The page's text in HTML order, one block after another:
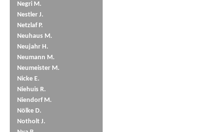
Negri M.
Nestler J.
Netzlaf P.
Neuhaus M.
Neujahr H.
Neumann M.
Neumeister M.
Nicke E.
Niehuis R.
Niendorf M.
Nölke D.
Notholt J.